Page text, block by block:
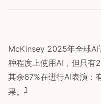
McKinsey 2025年全球AI
种程度上使用AI，但只有
其余67%在进行AI表演：
果。
1